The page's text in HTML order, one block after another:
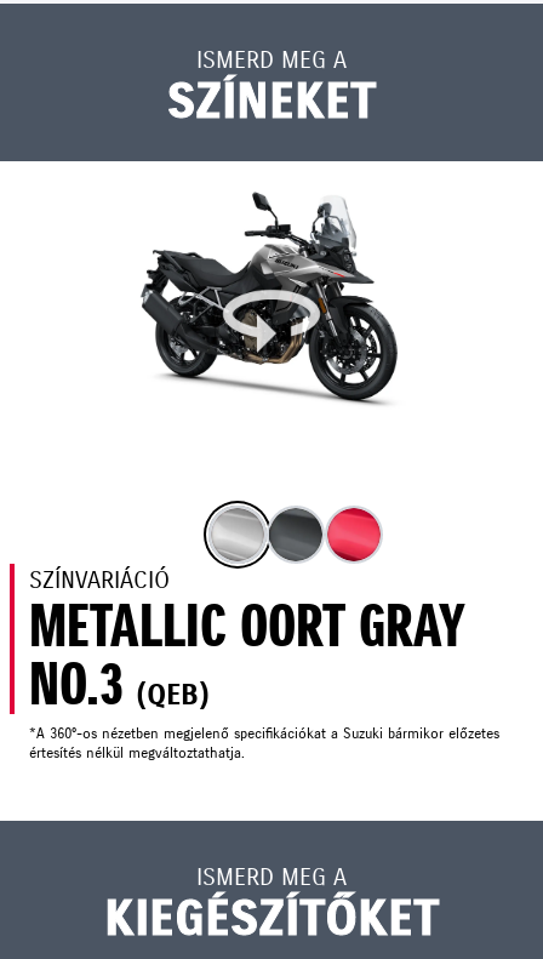
ISMERD MEG A
SZÍNEKET
SZÍNVARIÁCIÓ
METALLIC OORT GRAY
NO.3 (QEB)
*A 360°-os nézetben megjelenő specifikációkat a Suzuki bármikor előzetes
értesítés nélkül megváltoztathatja.
ISMERD MEG A
KIEGÉSZÍTŐKET